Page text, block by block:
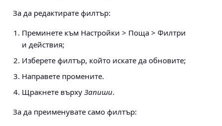
За да редактирате филтър:
Преминете към Настройки > Поща > Филтри
и действия;
Изберете филтър, който искате да обновите;
Направете промените.
Щракнете върху Запиши.
За да преименувате само филтър: